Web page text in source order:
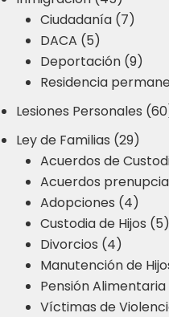
Ciudadanía (7)
DACA (5)
Deportación (9)
Residencia
Lesiones Personales
Ley de Familias (29)
Acuerdos de
Acuerdos
Adopciones (4)
Custodia de Hijos (5)
Divorcios (4)
Manutención de
Pensión
Víctimas de